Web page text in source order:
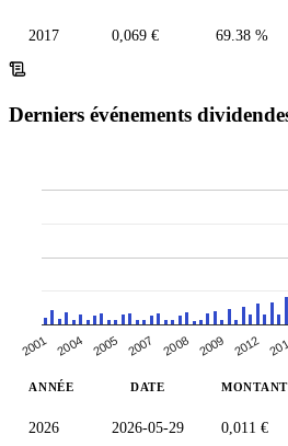
2017 0,069 € 69.38 %
Derniers événements
2001 2004 2005 2007 2008 2009 2012
ANNÉE DATE MONTANT
2026 2026-05-29 0,011 €